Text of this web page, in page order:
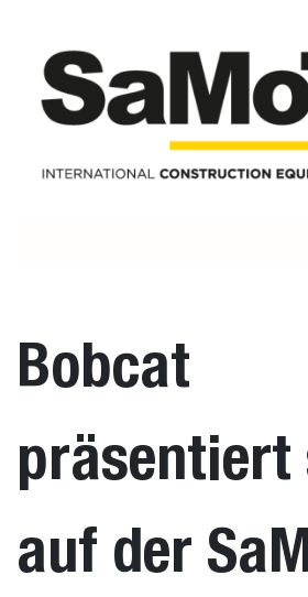
Bobcat
präsentiert
auf der